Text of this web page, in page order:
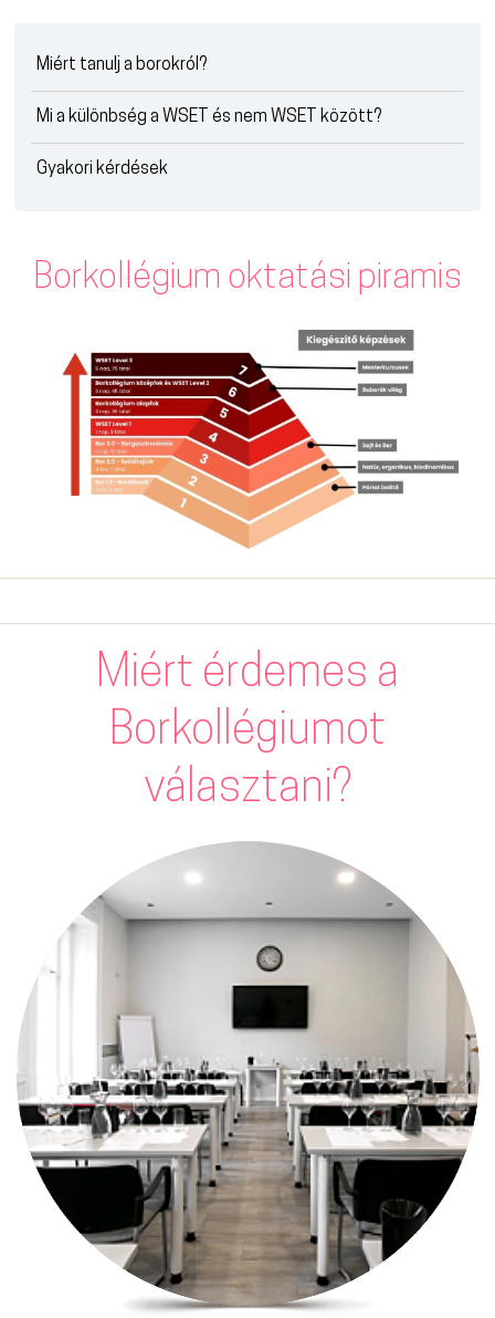
Miért tanulj a borokról?
Mi a különbség a WSET és nem WSET között?
Gyakori kérdések
Borkollégium oktatási piramis
Miért érdemes a
Borkollégiumot
választani?